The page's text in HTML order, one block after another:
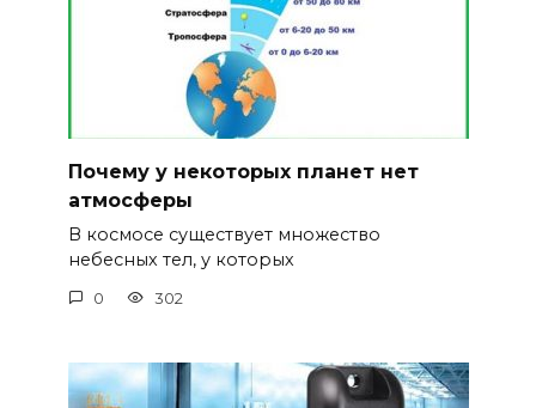
Почему у некоторых планет нет
атмосферы
В космосе существует множество
небесных тел, у которых
0 302